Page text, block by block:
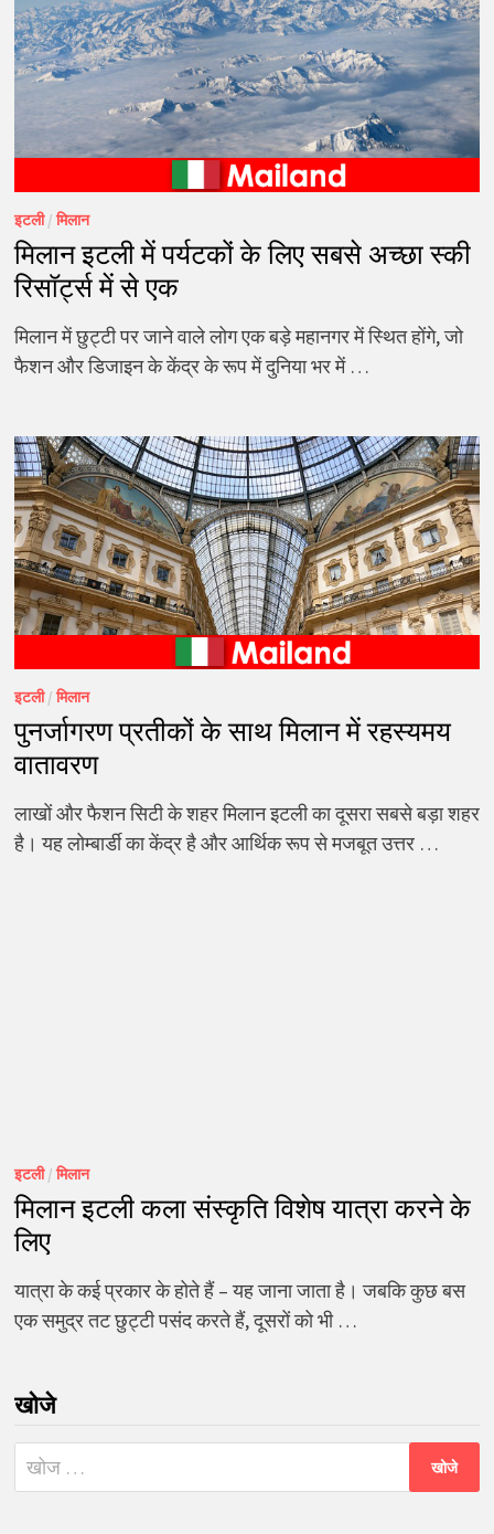
इटली/मिलान
मिलान इटली में पर्यटकों के लिए सबसे अच्छा स्की
रिसॉर्ट्स में से एक
मिलान में छुट्टी पर जाने वाले लोग एक बड़े महानगर में स्थित होंगे, जो
फैशन और डिजाइन के केंद्र के रूप में दुनिया भर में …
इटली/मिलान
पुनर्जागरण प्रतीकों के साथ मिलान में रहस्यमय
वातावरण
लाखों और फैशन सिटी के शहर मिलान इटली का दूसरा सबसे बड़ा शहर
है। यह लोम्बार्डी का केंद्र है और आर्थिक रूप से मजबूत उत्तर …
इटली/मिलान
मिलान इटली कला संस्कृति विशेष यात्रा करने के
लिए
यात्रा के कई प्रकार के होते हैं – यह जाना जाता है। जबकि कुछ बस
एक समुद्र तट छुट्टी पसंद करते हैं, दूसरों को भी …
खोजे
निम्न
को